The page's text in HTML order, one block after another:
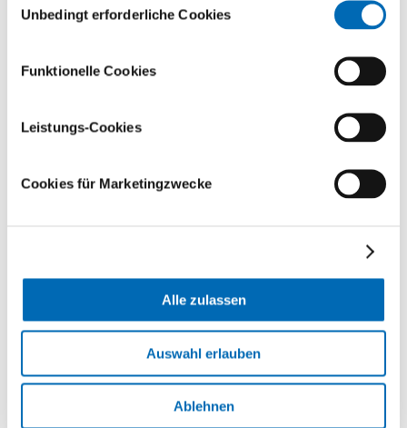
Unbedingt erforderliche Cookies
Funktionelle Cookies
Leistungs-Cookies
Cookies für Marketingzwecke
Alle zulassen
Auswahl erlauben
Ablehnen
Sekretariat
Prof. Dr. med. F. Brunner, PhD
KD Dr. med. C. Gorbach